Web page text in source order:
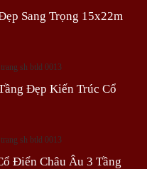
Sang Trọng 15x22m
Đẹp Kiến Trúc Cổ
Điển Châu Âu 3 Tầng